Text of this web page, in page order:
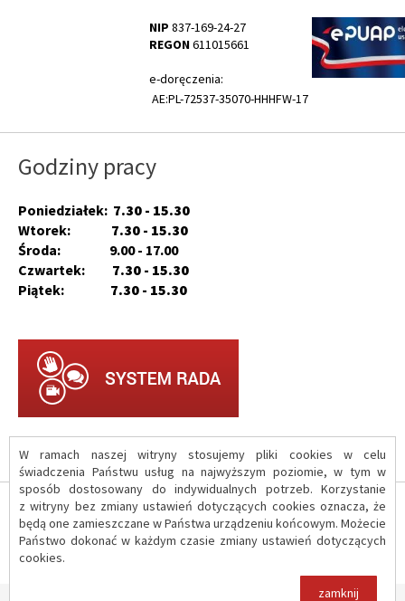
W ramach naszej witryny stosujemy pliki cookies w celu
świadczenia Państwu usług na najwyższym poziomie, w tym w
sposób dostosowany do indywidualnych potrzeb. Korzystanie
z witryny bez zmiany ustawień dotyczących cookies oznacza, że
będą one zamieszczane w Państwa urządzeniu końcowym. Możecie
Państwo dokonać w każdym czasie zmiany ustawień dotyczących
cookies.
zamknij
NIP 837-169-24-27
REGON611015661
e-doręczenia:
AE:PL-72537-35070-HHHFW-17
Godziny pracy
Poniedziałek: 7.30 - 15.30
Wtorek: 7.30 - 15.30
Środa: 9.00 - 17.00
Czwartek: 7.30 - 15.30
Piątek: 7.30 - 15.30
O serwisie
Polityka prywatności